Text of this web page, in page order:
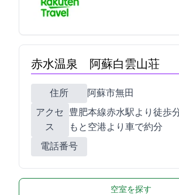
赤水温泉 阿蘇白雲山荘
住所
阿蘇市無田7-1
アクセ
ス
JR豊肥本線赤水駅より徒歩
もと空港より車で約30分
電話番号
空室を探す